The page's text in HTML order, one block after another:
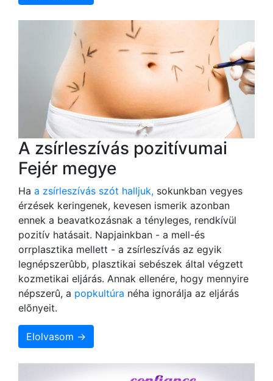
A zsírleszívás pozitívumai
Fejér megye
Ha a zsírleszívás szót halljuk, sokunkban vegyes
érzések keringenek, kevesen ismerik azonban
ennek a beavatkozásnak a tényleges, rendkívül
pozitív hatásait. Napjainkban - a mell-és
orrplasztika mellett - a zsírleszívás az egyik
legnépszerûbb, plasztikai sebészek által végzett
kozmetikai eljárás. Annak ellenére, hogy mennyire
népszerû, a popkultúra néha ignorálja az eljárás
elõnyeit.
Elolvasom →